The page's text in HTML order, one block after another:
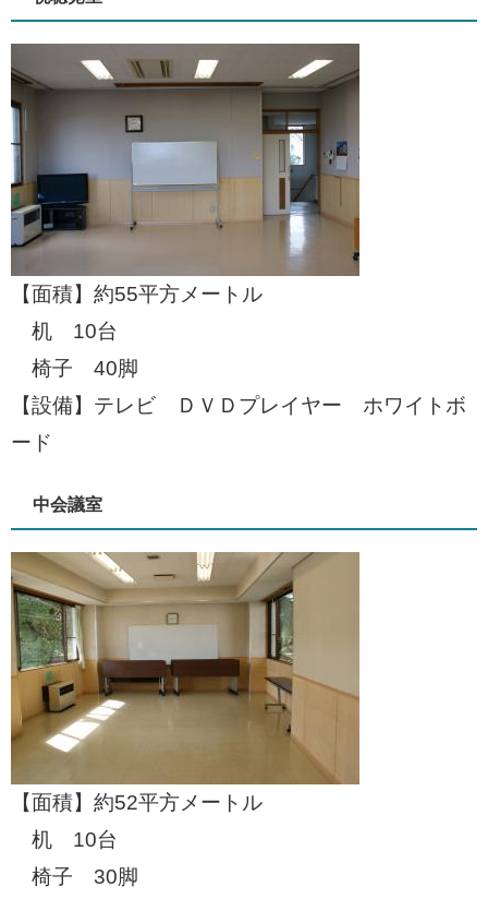
【面積】約55平方メートル
机 10台
椅子 40脚
【設備】テレビ ＤＶＤプレイヤー ホワイトボ
ード
中会議室
【面積】約52平方メートル
机 10台
椅子 30脚